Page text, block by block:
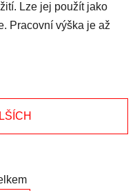
Lze jej použít jako
Pracovní výška je až